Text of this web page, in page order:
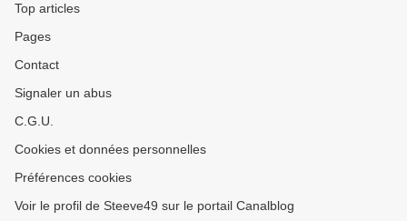
Top articles
Pages
Contact
Signaler un abus
C.G.U.
Cookies et données personnelles
Préférences cookies
Voir le profil de Steeve49 sur le portail Canalblog